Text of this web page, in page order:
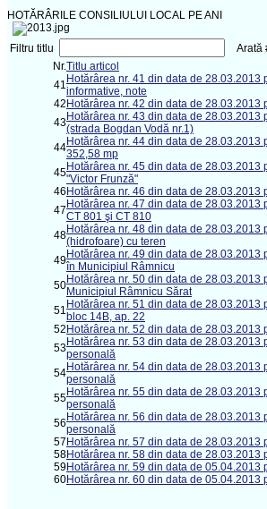
HOTĂRÂRILE CONSILIULUI LOCAL PE ANI
Filtru titlu
Arată
Nr.Titlu articol
41 Hotărârea nr. 41 din data de
informative, note
42 Hotărârea nr. 42 din data de
43Hotărârea nr. 43 din data de
(strada Bogdan Vodă nr.1)
44Hotărârea nr. 44 din data de
352,58 mp
45Hotărârea nr. 45 din data de
"Victor Frunză"
46 Hotărârea nr. 46 din data de
47 Hotărârea nr. 47 din data de
CT 801 şi CT 810
48Hotărârea nr. 48 din data de
(hidrofoare) cu teren
49Hotărârea nr. 49 din data de
în Municipiul Râmnicu
50Hotărârea nr. 50 din data de
Municipiul Râmnicu Sărat
51 Hotărârea nr. 51 din data de
bloc 14B, ap. 22
52 Hotărârea nr. 52 din data de
53Hotărârea nr. 53 din data de
personală
54Hotărârea nr. 54 din data de
personală
55Hotărârea nr. 55 din data de
personală
56 Hotărârea nr. 56 din data de
personală
57 Hotărârea nr. 57 din data de
58Hotărârea nr. 58 din data de
59Hotărârea nr. 59 din data de
60Hotărârea nr. 60 din data de